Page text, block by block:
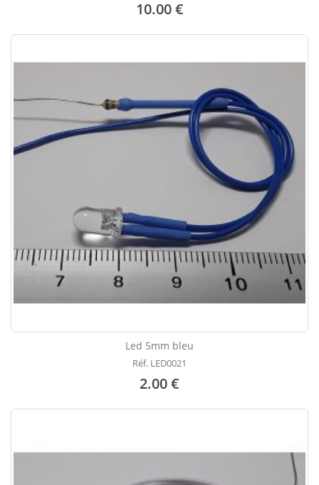
10.00 €
Led 5mm bleu
Réf. LED0021
2.00 €